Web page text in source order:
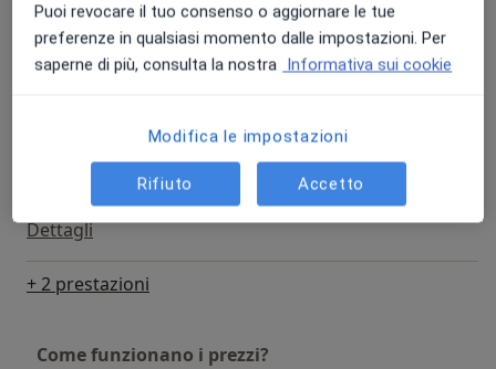
Corone e ponti fissi
400 € Dettagli
Dettagli
Protesi mobile
Dettagli
+ 2 prestazioni
Come funzionano i prezzi?
Puoi revocare il tuo consenso o aggiornare le tue
preferenze in qualsiasi momento dalle impostazioni. Per
saperne di più, consulta la nostra Informativa sui cookie
Modifica le impostazioni
Rifiuto Accetto